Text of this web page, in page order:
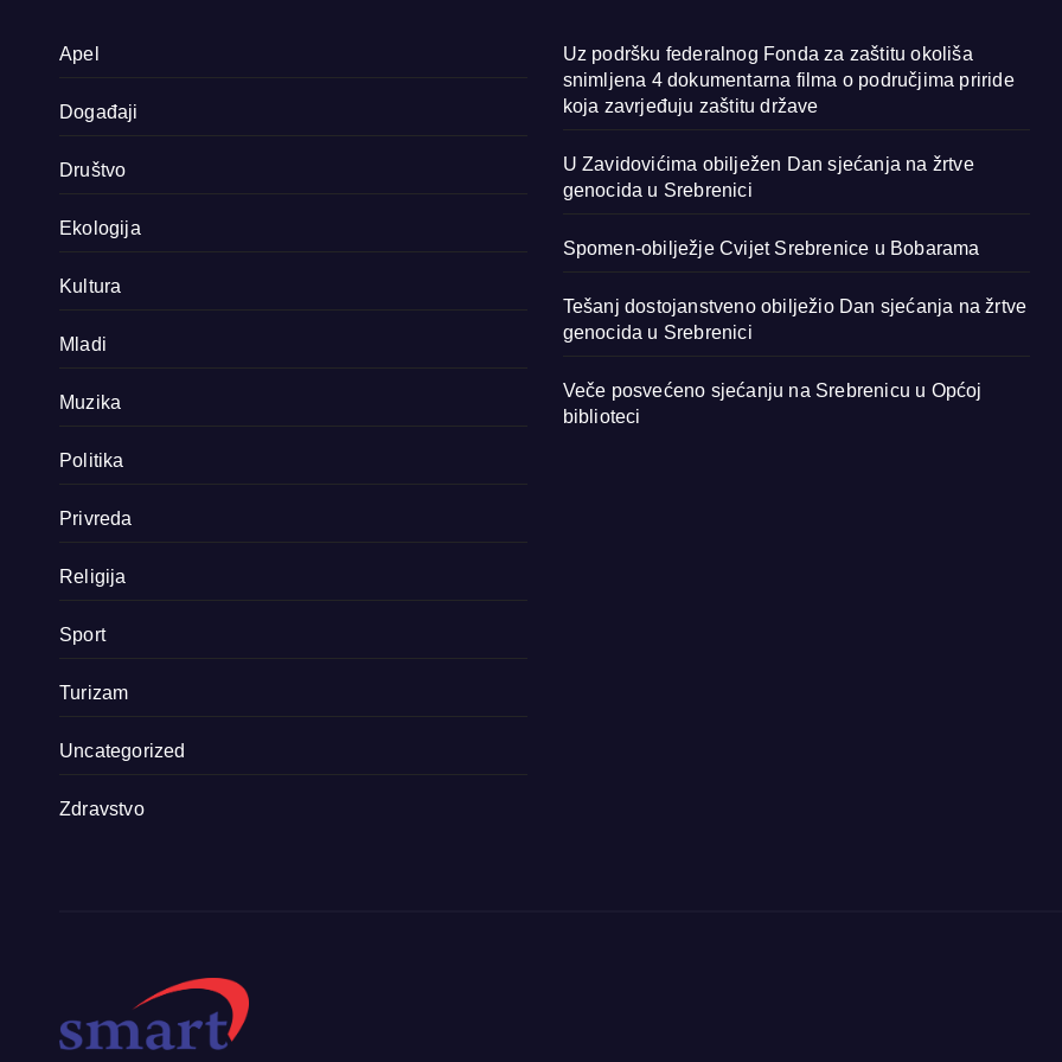
Apel
Događaji
Društvo
Ekologija
Kultura
Mladi
Muzika
Politika
Privreda
Religija
Sport
Turizam
Uncategorized
Zdravstvo
Uz podršku federalnog Fonda za zaštitu okoliša
snimljena 4 dokumentarna filma o područjima priride
koja zavrjeđuju zaštitu države
U Zavidovićima obilježen Dan sjećanja na žrtve
genocida u Srebrenici
Spomen-obilježje Cvijet Srebrenice u Bobarama
Tešanj dostojanstveno obilježio Dan sjećanja na žrtve
genocida u Srebrenici
Veče posvećeno sjećanju na Srebrenicu u Općoj
biblioteci